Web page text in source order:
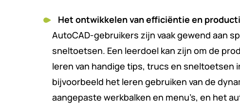
Het ontwikkelen van efficiëntie en
AutoCAD-gebruikers zijn vaak gewend aan
sneltoetsen. Een leerdoel kan zijn om de
leren van handige tips, trucs en sneltoetsen
bijvoorbeeld het leren gebruiken van de
aangepaste werkbalken en menu’s, en het